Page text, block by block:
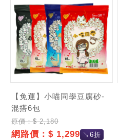
【免運】小喵同學豆腐砂-
混搭6包
原價：$ 2,180
網路價：$ 1,299 ↘6折